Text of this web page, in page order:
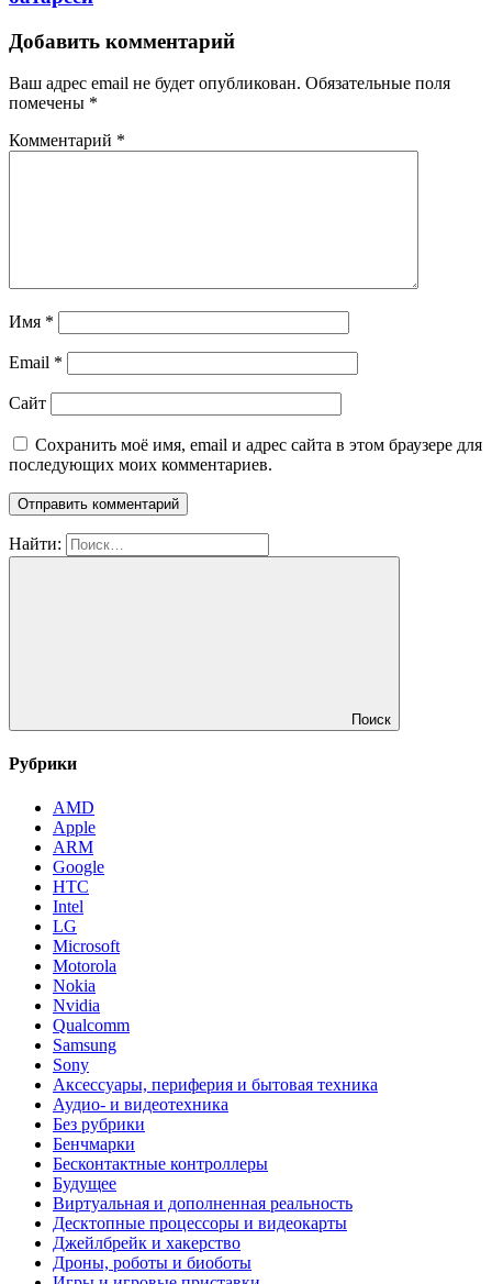
Добавить комментарий
Ваш адрес email не будет опубликован. Обязательные поля
помечены *
Комментарий *
Имя *
Email *
Сайт
Сохранить моё имя, email и адрес сайта в этом браузере для
последующих моих комментариев.
Найти:
Поиск
Рубрики
AMD
Apple
ARM
Google
HTC
Intel
LG
Microsoft
Motorola
Nokia
Nvidia
Qualcomm
Samsung
Sony
Аксессуары, периферия и бытовая техника
Аудио- и видеотехника
Без рубрики
Бенчмарки
Бесконтактные контроллеры
Будущее
Виртуальная и дополненная реальность
Десктопные процессоры и видеокарты
Джейлбрейк и хакерство
Дроны, роботы и биоботы